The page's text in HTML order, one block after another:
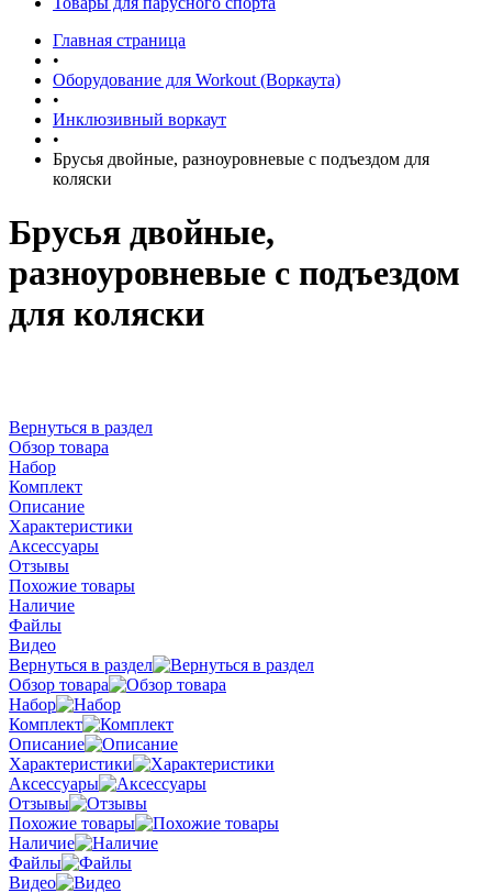
Главная страница
•
Оборудование для Workout (Воркаута)
•
Инклюзивный воркаут
•
Брусья двойные, разноуровневые с подъездом для
коляски
Брусья двойные,
разноуровневые с подъездом
для коляски
Вернуться в раздел
Обзор товара
Набор
Комплект
Описание
Характеристики
Аксессуары
Отзывы
Похожие товары
Наличие
Файлы
Видео
Вернуться в раздел
Обзор товара
Набор
Комплект
Описание
Характеристики
Аксессуары
Отзывы
Похожие товары
Наличие
Файлы
Видео